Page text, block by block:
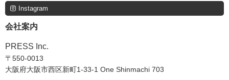
Instagram
会社案内
PRESS Inc.
〒550-0013
大阪府大阪市西区新町1-33-1 One Shinmachi 703